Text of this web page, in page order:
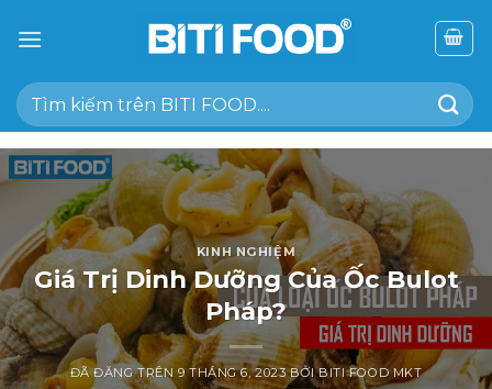
đến
dung
Tìm
kiếm:
KINH NGHIỆM
Giá Trị Dinh Dưỡng Của Ốc Bulot
Pháp?
ĐÃ ĐĂNG TRÊN 9 THÁNG 6, 2023 BỞIBITI FOOD MKT